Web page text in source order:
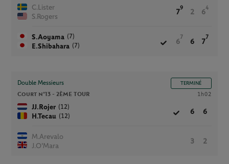
C.Lister
S.Rogers
7
9
2 6
4
S.Aoyama (7)
E.Shibahara (7)
6
7
6 7
7
Double Messieurs TERMINÉ
Court n°13 -2ÈME TOUR 1h02
JJ.Rojer (12)
H.Tecau (12)
6 6
M.Arevalo
J.O'Mara
3 2